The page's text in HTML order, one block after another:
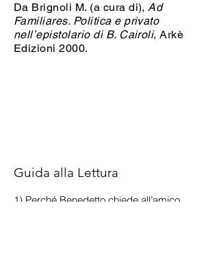
Da Brignoli M. (a cura di),Ad
Familiares. Politica e privato
nell’epistolario di B. Cairoli, Arkè
Edizioni 2000.
Guida alla Lettura
1) Perché Benedetto chiede all’amico